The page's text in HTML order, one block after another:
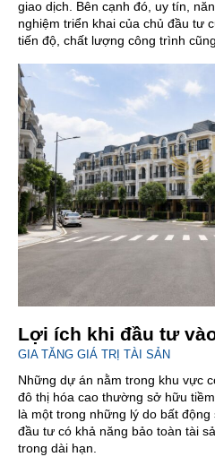
giao dịch. Bên cạnh đó, uy tín,
nghiệm triển khai của chủ đầu tư
tiến độ, chất lượng công trình
Lợi ích khi đầu tư
GIA TĂNG GIÁ TRỊ TÀI SẢN
Những dự án nằm trong khu vực
đô thị hóa cao thường sở hữu
là một trong những lý do bất
đầu tư có khả năng bảo toàn tài
trong dài hạn.